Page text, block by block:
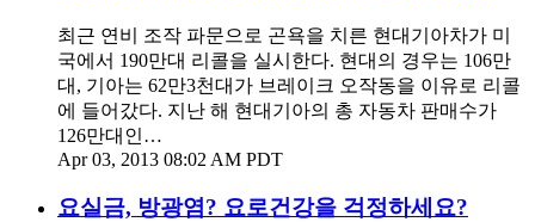
최근 연비 조작 파문으로 곤욕을 치른 현대기아차가 미
국에서 190만대 리콜을 실시한다. 현대의 경우는 106만
대, 기아는 62만3천대가 브레이크 오작동을 이유로 리콜
에 들어갔다. 지난 해 현대기아의 총 자동차 판매수가
126만대인…
Apr 03, 2013 08:02 AM PDT
요실금, 방광염? 요로건강을 걱정하세요?